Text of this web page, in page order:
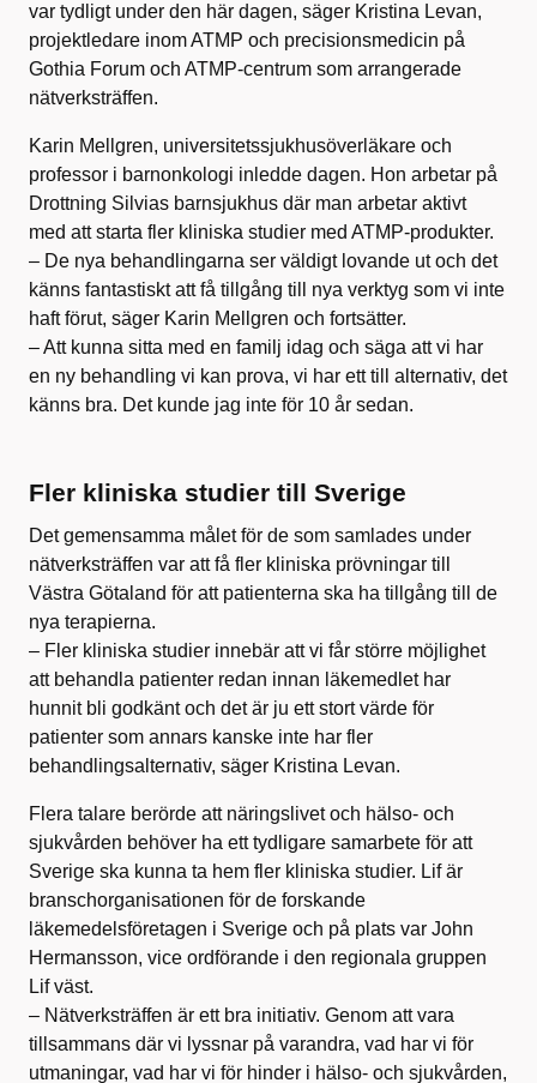
var tydligt under den här dagen, säger Kristina Levan,
projektledare inom ATMP och precisionsmedicin på
Gothia Forum och ATMP-centrum som arrangerade
nätverksträffen.
Karin Mellgren, universitetssjukhusöverläkare och
professor i barnonkologi inledde dagen. Hon arbetar på
Drottning Silvias barnsjukhus där man arbetar aktivt
med att starta fler kliniska studier med ATMP-produkter.
– De nya behandlingarna ser väldigt lovande ut och det
känns fantastiskt att få tillgång till nya verktyg som vi inte
haft förut, säger Karin Mellgren och fortsätter.
– Att kunna sitta med en familj idag och säga att vi har
en ny behandling vi kan prova, vi har ett till alternativ, det
känns bra. Det kunde jag inte för 10 år sedan.
Fler kliniska studier till Sverige
Det gemensamma målet för de som samlades under
nätverksträffen var att få fler kliniska prövningar till
Västra Götaland för att patienterna ska ha tillgång till de
nya terapierna.
– Fler kliniska studier innebär att vi får större möjlighet
att behandla patienter redan innan läkemedlet har
hunnit bli godkänt och det är ju ett stort värde för
patienter som annars kanske inte har fler
behandlingsalternativ, säger Kristina Levan.
Flera talare berörde att näringslivet och hälso- och
sjukvården behöver ha ett tydligare samarbete för att
Sverige ska kunna ta hem fler kliniska studier. Lif är
branschorganisationen för de forskande
läkemedelsföretagen i Sverige och på plats var John
Hermansson, vice ordförande i den regionala gruppen
Lif väst.
– Nätverksträffen är ett bra initiativ. Genom att vara
tillsammans där vi lyssnar på varandra, vad har vi för
utmaningar, vad har vi för hinder i hälso- och sjukvården,